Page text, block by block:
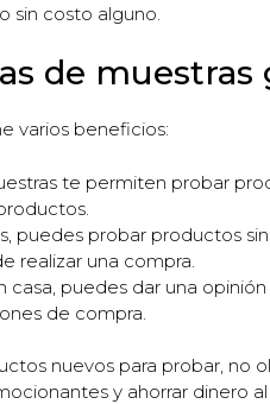
sin costo alguno.
de muestras
varios beneficios:
te permiten probar
puedes probar productos
realizar una compra.
casa, puedes dar una
de compra.
nuevos para probar, no
y ahorrar dinero